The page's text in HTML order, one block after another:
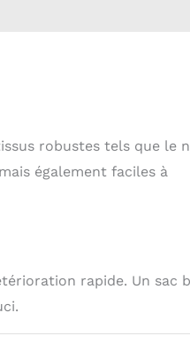
robustes tels que le
également faciles à
rapide. Un sac